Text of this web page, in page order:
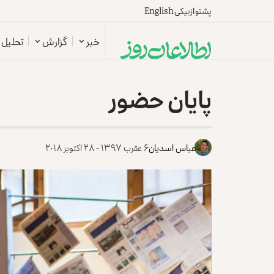
پشتوازبیکیEnglish
خبر گزارش تحلیل
پایان حضور
عباس اسدیان۶ عقرب ۱۳۹۷ - ۲۸ اکتوبر ۲۰۱۸